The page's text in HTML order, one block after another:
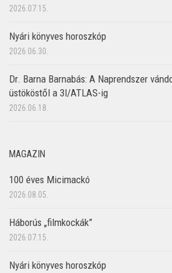
2026.07.15.
Nyári könyves horoszkóp
2026.06.30.
Dr. Barna Barnabás: A Naprendszer
üstököstől a 3I/ATLAS-ig
2026.06.18.
MAGAZIN
100 éves Micimackó
2026.08.05.
Háborús „filmkockák”
2026.07.15.
Nyári könyves horoszkóp